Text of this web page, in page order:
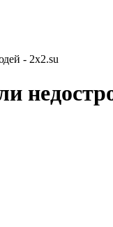
- 2x2.su